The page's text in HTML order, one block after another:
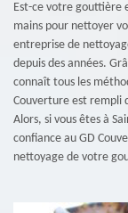
Est-ce votre gouttière
mains pour nettoyer
entreprise de
depuis des années.
connaît tous les
Couverture est rempli
Alors, si vous êtes à
confiance au GD
nettoyage de votre